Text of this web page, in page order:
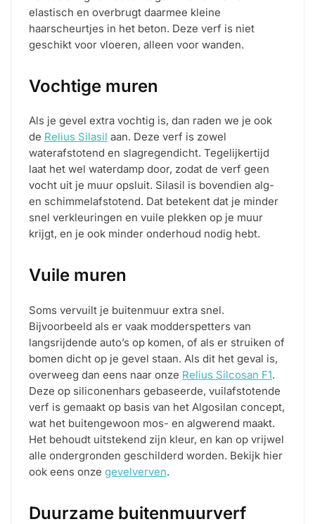
elastisch en overbrugt daarmee kleine
haarscheurtjes in het beton. Deze verf is niet
geschikt voor vloeren, alleen voor wanden.
Vochtige muren
Als je gevel extra vochtig is, dan raden we je ook
de Relius Silasil aan. Deze verf is zowel
waterafstotend en slagregendicht. Tegelijkertijd
laat het wel waterdamp door, zodat de verf geen
vocht uit je muur opsluit. Silasil is bovendien alg-
en schimmelafstotend. Dat betekent dat je minder
snel verkleuringen en vuile plekken op je muur
krijgt, en je ook minder onderhoud nodig hebt.
Vuile muren
Soms vervuilt je buitenmuur extra snel.
Bijvoorbeeld als er vaak modderspetters van
langsrijdende auto’s op komen, of als er struiken of
bomen dicht op je gevel staan. Als dit het geval is,
overweeg dan eens naar onze Relius Silcosan F1.
Deze op siliconenhars gebaseerde, vuilafstotende
verf is gemaakt op basis van het Algosilan concept,
wat het buitengewoon mos- en algwerend maakt.
Het behoudt uitstekend zijn kleur, en kan op vrijwel
alle ondergronden geschilderd worden. Bekijk hier
ook eens onze gevelverven.
Duurzame buitenmuurverf